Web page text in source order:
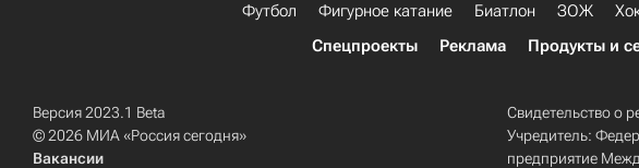
Футбол Фигурное катание Биатлон ЗОЖ
Спецпроекты
Реклама Продукты и
Версия 2023.1 Beta
© 2026 МИА «Россия сегодня»
Вакансии
Свидетельство о
Учредитель:
предприятие